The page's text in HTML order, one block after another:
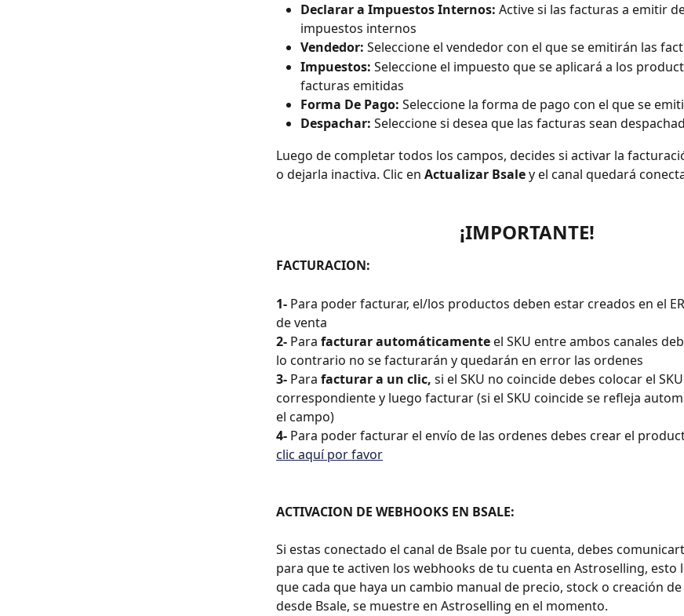
Declarar a Impuestos Internos: Active si las facturas a emitir
impuestos internos
Vendedor: Seleccione el vendedor con el que se emitirán las
Impuestos: Seleccione el impuesto que se aplicará a los
facturas emitidas
Forma De Pago: Seleccione la forma de pago con el que se
Despachar: Seleccione si desea que las facturas sean
Luego de completar todos los campos, decides si activar la
o dejarla inactiva. Clic en Actualizar Bsale y el canal quedará
¡IMPORTANTE!
FACTURACION:
1- Para poder facturar, el/los productos deben estar creados en el
de venta
2- Para facturar automáticamente el SKU entre ambos canales
lo contrario no se facturarán y quedarán en error las ordenes
3- Para facturar a un clic, si el SKU no coincide debes colocar el SKU
correspondiente y luego facturar (si el SKU coincide se refleja
el campo)
4- Para poder facturar el envío de las ordenes debes crear el
clic aquí por favor
ACTIVACION DE WEBHOOKS EN BSALE:
Si estas conectado el canal de Bsale por tu cuenta, debes
para que te activen los webhooks de tu cuenta en Astroselling, esto
que cada que haya un cambio manual de precio, stock o creación
desde Bsale, se muestre en Astroselling en el momento.